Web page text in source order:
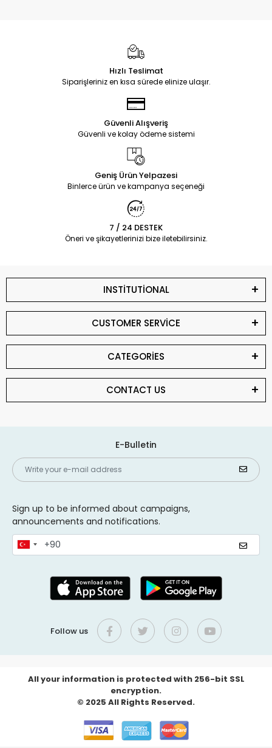
Hızlı Teslimat
Siparişleriniz en kısa sürede elinize ulaşır.
Güvenli Alışveriş
Güvenli ve kolay ödeme sistemi
Geniş Ürün Yelpazesi
Binlerce ürün ve kampanya seçeneği
7 / 24 DESTEK
Öneri ve şikayetlerinizi bize iletebilirsiniz.
INSTİTUTİONAL
CUSTOMER SERVİCE
CATEGORİES
CONTACT US
E-Bulletin
Sign up to be informed about campaigns,
announcements and notifications.
Follow us
All your information is protected with 256-bit SSL
encryption.
© 2025 All Rights Reserved.